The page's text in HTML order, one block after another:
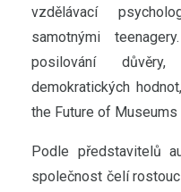
vzdělávací
samotnými
posilování
demokratických
the Future of Museums
Podle představitelů
společnost čelí